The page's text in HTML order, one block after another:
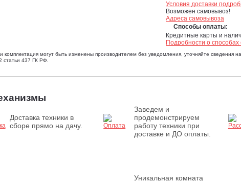
Условия доставки
Возможен самовывоз!
Адреса самовывоза
Способы оплаты:
Кредитные карты и
Подробности о способах
комплектация могут быть изменены производителем без уведомления, уточняйте
статьи 437 ГК РФ.
Доставка техники в
сборе прямо на дачу.
Заведем и
продемонстрируем
работу техники при
доставке и ДО оплаты.
Уникальная комната